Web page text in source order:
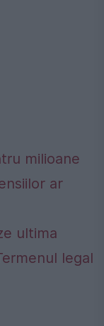
milioane
ar
ultima
legal